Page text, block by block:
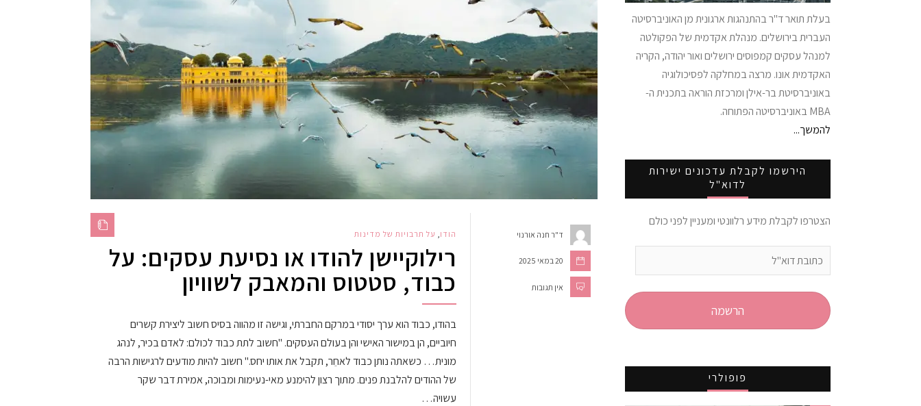
ד"ר חנה אורנוי
20 במאי 2025
אין תגובות
הודו, על תרבויות של מדינות
רילוקיישן להודו או נסיעת עסקים: על
כבוד, סטטוס והמאבק לשוויון
בהודו, כבוד הוא ערך יסודי במרקם החברתי, וגישה זו מהווה בסיס חשוב ליצירת קשרים
חיוביים, הן במישור האישי והן בעולם העסקים. "חשוב לתת כבוד לכולם: לאדם בכיר, לנהג
מונית… כשאתה נותן כבוד לאחֵר, תקבל את אותו יחס." חשוב להיות מודעים לרגישות הרבה
של ההודים להלבנת פנים. מתוך רצון להימנע מאי-נעימות ומבוכה, אמירת דבר שקר
עשויה…
בעלת תואר ד"ר בהתנהגות ארגונית מן האוניברסיטה
העברית בירושלים. מנהלת אקדמית של הפקולטה
למנהל עסקים קמפוסים ירושלים ואור יהודה, הקריה
האקדמית אונו. מרצה במחלקה לפסיכולוגיה
באוניברסיטת בר-אילן ומרכזת הוראה בתכנית ה-
MBA באוניברסיטה הפתוחה.
להמשך...
הירשמו לקבלת עדכונים ישירות
לדוא"ל
הצטרפו לקבלת מידע רלוונטי ומעניין לפני כולם
הרשמה
פופולרי